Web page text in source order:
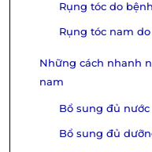
Rụng tóc do
Rụng tóc nam
Những cách nhanh
nam
Bổ sung đủ nước
Bổ sung đủ